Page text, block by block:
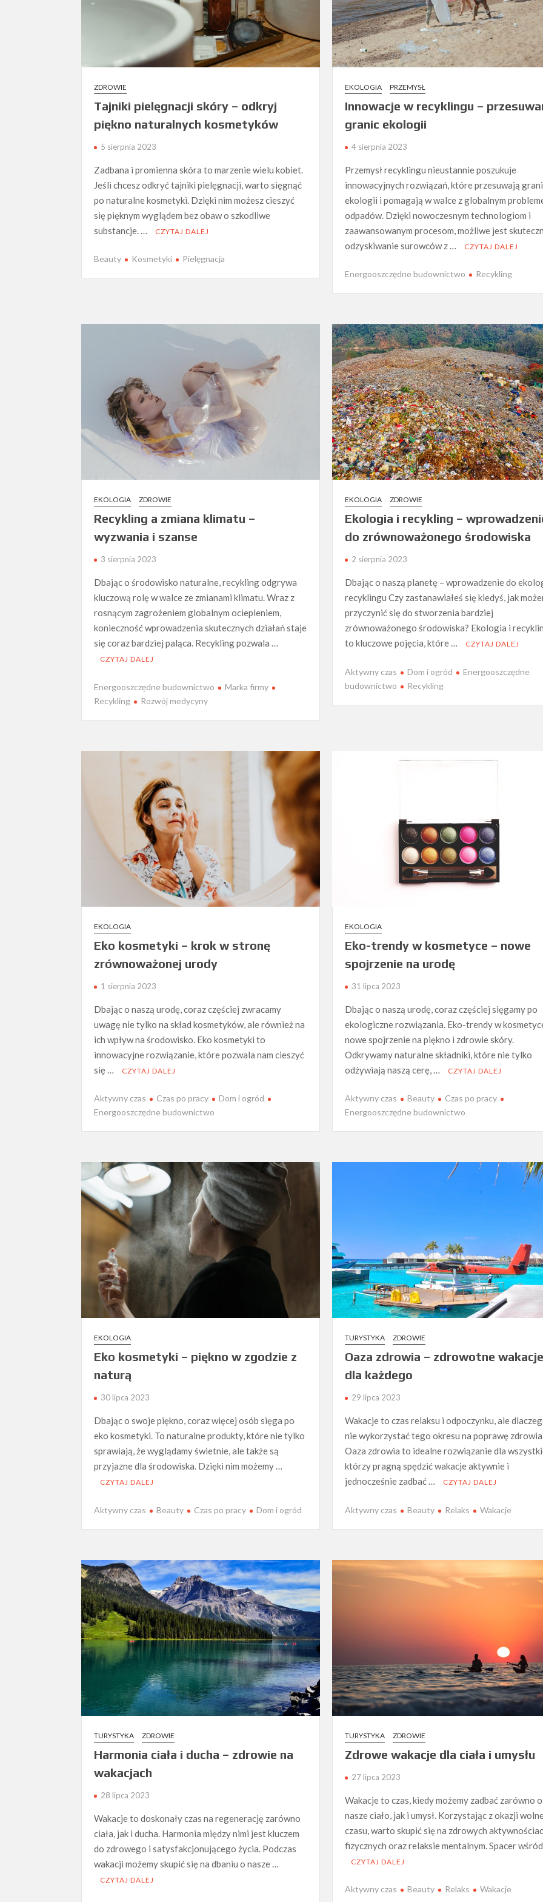
ZDROWIE
Tajniki pielęgnacji skóry – odkryj
piękno naturalnych kosmetyków
5 sierpnia 2023
Zadbana i promienna skóra to marzenie wielu kobiet.
Jeśli chcesz odkryć tajniki pielęgnacji, warto sięgnąć
po naturalne kosmetyki. Dzięki nim możesz cieszyć
się pięknym wyglądem bez obaw o szkodliwe
substancje. …
CZYTAJ DALEJ
Beauty Kosmetyki Pielęgnacja
EKOLOGIA PRZEMYSŁ
Innowacje w recyklingu –
granic ekologii
4 sierpnia 2023
Przemysł recyklingu nieustannie poszukuje
innowacyjnych rozwiązań, które przesuwają
ekologii i pomagają w walce z globalnym
odpadów. Dzięki nowoczesnym technologiom i
zaawansowanym procesom, możliwe jest
odzyskiwanie surowców z …
CZYTAJ DALEJ
Energooszczędne budownictwo Recykling
EKOLOGIA ZDROWIE
Recykling a zmiana klimatu –
wyzwania i szanse
3 sierpnia 2023
Dbając o środowisko naturalne, recykling odgrywa
kluczową rolę w walce ze zmianami klimatu. Wraz z
rosnącym zagrożeniem globalnym ociepleniem,
konieczność wprowadzenia skutecznych działań staje
się coraz bardziej paląca. Recykling pozwala …
CZYTAJ DALEJ
Energooszczędne budownictwo
Marka firmy
Recykling
Rozwój medycyny
EKOLOGIA ZDROWIE
Ekologia i recykling –
do zrównoważonego środowiska
2 sierpnia 2023
Dbając o naszą planetę – wprowadzenie do
recyklingu Czy zastanawiałeś się kiedyś, jak
przyczynić się do stworzenia bardziej
zrównoważonego środowiska? Ekologia i
to kluczowe pojęcia, które …
CZYTAJ DALEJ
Aktywny czas Dom i ogród
Energooszczędne
budownictwo
Recykling
EKOLOGIA
Eko kosmetyki – krok w stronę
zrównoważonej urody
1 sierpnia 2023
Dbając o naszą urodę, coraz częściej zwracamy
uwagę nie tylko na skład kosmetyków, ale również na
ich wpływ na środowisko. Eko kosmetyki to
innowacyjne rozwiązanie, które pozwala nam cieszyć
się …
CZYTAJ DALEJ
Aktywny czas Czas po pracy
Dom i ogród
Energooszczędne budownictwo
EKOLOGIA
Eko-trendy w kosmetyce – nowe
spojrzenie na urodę
31 lipca 2023
Dbając o naszą urodę, coraz częściej sięgamy po
ekologiczne rozwiązania. Eko-trendy w
nowe spojrzenie na piękno i zdrowie skóry.
Odkrywamy naturalne składniki, które nie tylko
odżywiają naszą cerę, …
CZYTAJ DALEJ
Aktywny czas Beauty
Czas po pracy
Energooszczędne budownictwo
EKOLOGIA
Eko kosmetyki – piękno w zgodzie z
naturą
30 lipca 2023
Dbając o swoje piękno, coraz więcej osób sięga po
eko kosmetyki. To naturalne produkty, które nie tylko
sprawiają, że wyglądamy świetnie, ale także są
przyjazne dla środowiska. Dzięki nim możemy …
CZYTAJ DALEJ
Aktywny czas Beauty Czas po pracy Dom i ogród
TURYSTYKA ZDROWIE
Oaza zdrowia – zdrowotne wakacje
dla każdego
29 lipca 2023
Wakacje to czas relaksu i odpoczynku, ale
nie wykorzystać tego okresu na poprawę
Oaza zdrowia to idealne rozwiązanie dla
którzy pragną spędzić wakacje aktywnie i
jednocześnie zadbać …
CZYTAJ DALEJ
Aktywny czas Beauty Relaks Wakacje
TURYSTYKA ZDROWIE
Harmonia ciała i ducha – zdrowie na
wakacjach
28 lipca 2023
Wakacje to doskonały czas na regenerację zarówno
ciała, jak i ducha. Harmonia między nimi jest kluczem
do zdrowego i satysfakcjonującego życia. Podczas
wakacji możemy skupić się na dbaniu o nasze …
CZYTAJ DALEJ
TURYSTYKA ZDROWIE
Zdrowe wakacje dla ciała i umysłu
27 lipca 2023
Wakacje to czas, kiedy możemy zadbać zarówno o
nasze ciało, jak i umysł. Korzystając z okazji
czasu, warto skupić się na zdrowych
fizycznych oraz relaksie mentalnym. Spacer
CZYTAJ DALEJ
Aktywny czas Beauty Relaks Wakacje